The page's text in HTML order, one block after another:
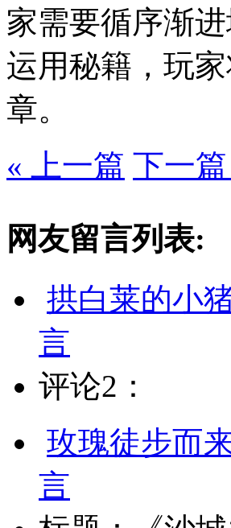
家需要循序渐
运用秘籍，玩
章。
« 上一篇 下一篇
网友留言列表:
拱白莱的小
言
评论2：
玫瑰徒步而
言